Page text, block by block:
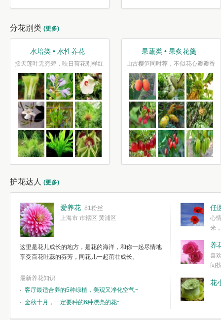
分花别类 (更多)
水培类 • 水性养花
接天莲叶无穷碧，映日荷花别样红
果蔬类 • 果炙花羹
山古樱笋同时荐，不似花心瓣瓣香
护花达人 (更多)
爱养花 81粉丝
上海市 市辖区 黄浦区
这里是花儿成长的地方，是花的海洋，和你一起尽情地
享受百花吐蕊的芬芳，同花儿一起茁壮成长。
最新养花知识
客厅最适合养的5种绿植，美观又净化空气~
金秋十月，一定要种的6种漂亮的花~
任
心
来
简单愉快的心
我们自己复杂
养
喜
间
花